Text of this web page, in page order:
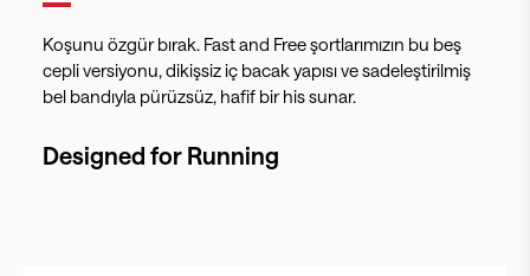
Koşunu özgür bırak. Fast and Free şortlarımızın bu beş
cepli versiyonu, dikişsiz iç bacak yapısı ve sadeleştirilmiş
bel bandıyla pürüzsüz, hafif bir his sunar.
Designed for Running